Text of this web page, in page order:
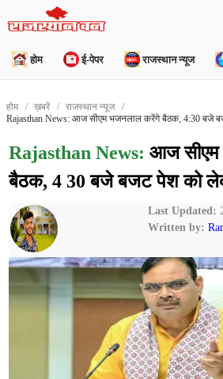
होम ई-पेपर राजस्थान न्यूज
होम ख़बरें
राजस्थान न्यूज
Rajasthan News: आज सीएम भजनलाल करेंगे बैठक, 4:30 बजे
Rajasthan News: आज
बैठक, 4 30 बजे बजट पेश को
Last Updated:
Written by: